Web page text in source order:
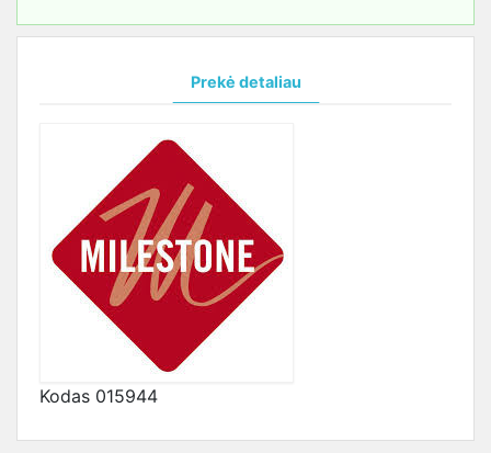
Prekė detaliau
Kodas 015944